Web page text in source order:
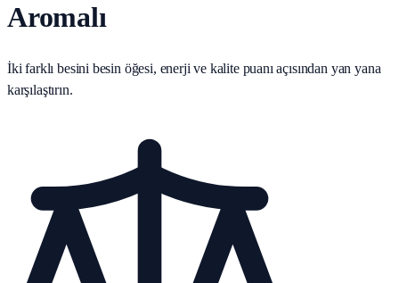
Aromalı
İki farklı besini besin öğesi, enerji ve kalite puanı açısından yan yana
karşılaştırın.